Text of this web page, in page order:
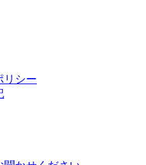
リシー